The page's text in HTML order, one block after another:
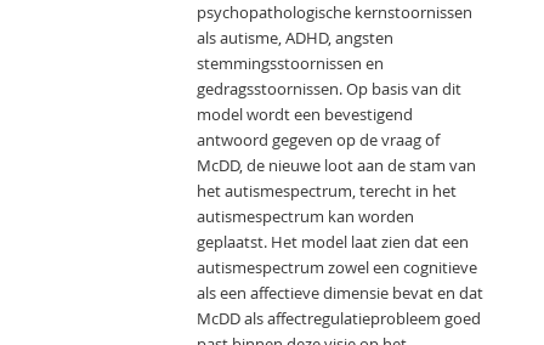
psychopathologische kernstoornissen
als autisme, ADHD, angsten
stemmingsstoornissen en
gedragsstoornissen. Op basis van dit
model wordt een bevestigend
antwoord gegeven op de vraag of
McDD, de nieuwe loot aan de stam van
het autismespectrum, terecht in het
autismespectrum kan worden
geplaatst. Het model laat zien dat een
autismespectrum zowel een cognitieve
als een affectieve dimensie bevat en dat
McDD als affectregulatieprobleem goed